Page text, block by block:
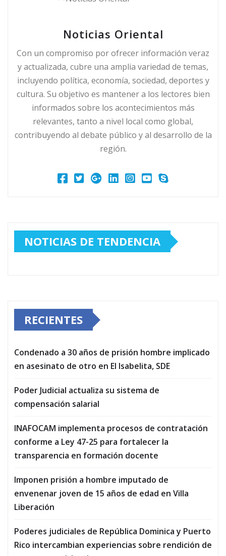
Noticias Oriental
Con un compromiso por ofrecer información veraz
y actualizada, cubre una amplia variedad de temas,
incluyendo política, economía, sociedad, deportes y
cultura. Su objetivo es mantener a los lectores bien
informados sobre los acontecimientos más
relevantes, tanto a nivel local como global,
contribuyendo al debate público y al desarrollo de la
región.
NOTICIAS DE TENDENCIA
RECIENTES
Condenado a 30 años de prisión hombre implicado
en asesinato de otro en El Isabelita, SDE
Poder Judicial actualiza su sistema de
compensación salarial
INAFOCAM implementa procesos de contratación
conforme a Ley 47-25 para fortalecer la
transparencia en formación docente
Imponen prisión a hombre imputado de
envenenar joven de 15 años de edad en Villa
Liberación
Poderes judiciales de República Dominica y Puerto
Rico intercambian experiencias sobre rendición de